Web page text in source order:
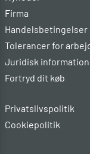
Firma
Handelsbetingelser
Tolerancer for
Juridisk information
Fortryd dit køb
Privatslivspolitik
Cookiepolitik